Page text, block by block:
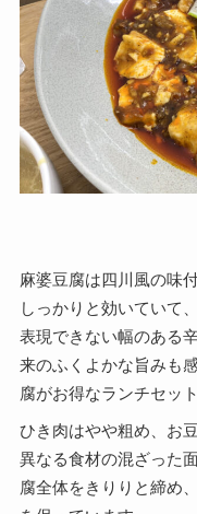
麻婆豆腐は四川風の味
しっかりと効いていて
表現できない幅のある
来のふくよかな旨みも
腐がお得なランチセッ
ひき肉はやや粗め、お
異なる食材の混ざった
腐全体をきりりと締め